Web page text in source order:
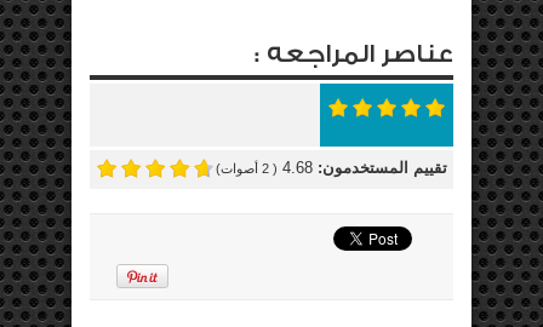
عناصر المراجعه :
تقييم المستخدمون: 4.68
(
2 أصوات)